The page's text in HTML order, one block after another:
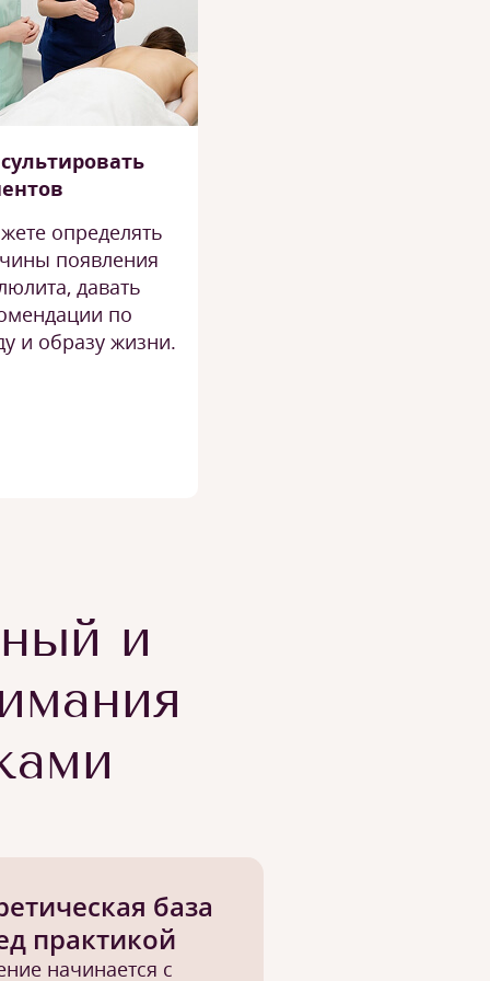
определять
появления
давать
по
и образу жизни.
и
база
практикой
начинается с